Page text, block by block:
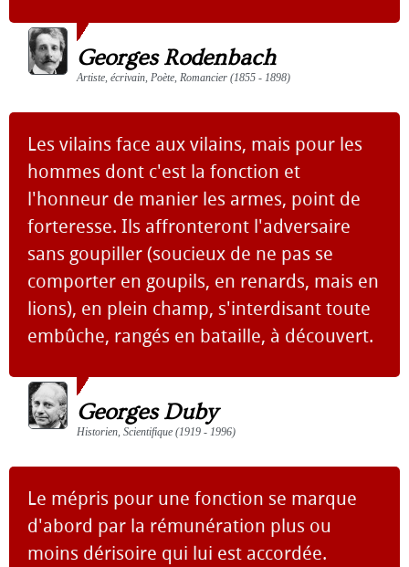
Georges Rodenbach
Artiste, écrivain, Poète, Romancier (1855 - 1898)
Les vilains face aux vilains, mais pour les
hommes dont c'est la fonction et
l'honneur de manier les armes, point de
forteresse. Ils affronteront l'adversaire
sans goupiller (soucieux de ne pas se
comporter en goupils, en renards, mais en
lions), en plein champ, s'interdisant toute
embûche, rangés en bataille, à découvert.
Georges Duby
Historien, Scientifique (1919 - 1996)
Le mépris pour une fonction se marque
d'abord par la rémunération plus ou
moins dérisoire qui lui est accordée.